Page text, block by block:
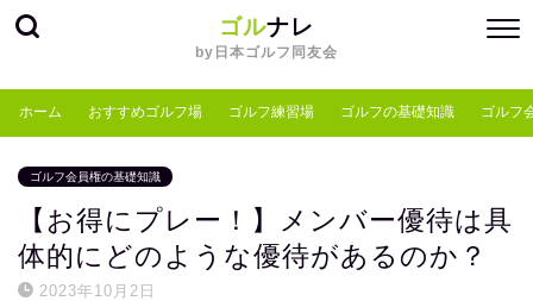
ゴルナレ
by日本ゴルフ同友会
ホーム おすすめゴルフ場 ゴルフ練習場 ゴルフの基礎知識 ゴルフ
ゴルフ会員権の基礎知識
【お得にプレー！】メンバー優待は具
体的にどのような優待があるのか？
2023年10月2日